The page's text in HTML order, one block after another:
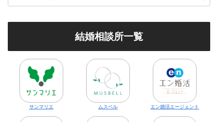
結婚相談所一覧
サンマリエ ムスベル エン婚活エージェント